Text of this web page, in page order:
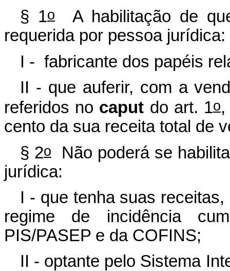
§ 1o
A habilitação de
requerida por pessoa jurídica:
I - fabricante dos papéis
II - que auferir, com a
referidos no caput do art. 1o,
cento da sua receita total de
§ 2oNão poderá se
jurídica:
I - que tenha suas
regime de incidência
PIS/PASEP e da COFINS;
II - optante pelo Sistema